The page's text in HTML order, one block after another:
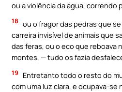
ou a violência da água, correndo
18 ou o fragor das pedras que
carreira invisível de animais que
das feras, ou o eco que reboava
montes, — tudo os fazia
19
Entretanto todo o resto do
com uma luz clara, e ocupava-